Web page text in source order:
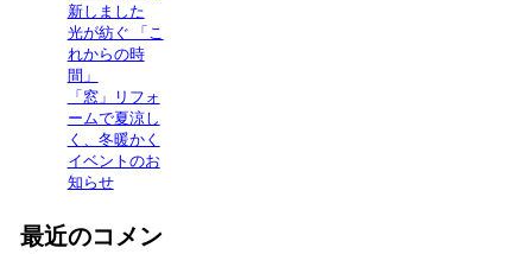
新しました
光が紡ぐ 「こ
れからの時
間」
「窓」リフォ
ームで夏涼し
く、冬暖かく
イベントのお
知らせ
最近のコメン